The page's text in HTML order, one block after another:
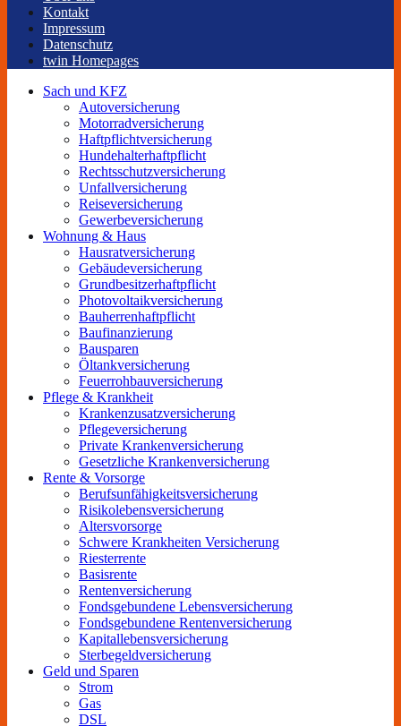
Kontakt
Impressum
Datenschutz
twin Homepages
Sach und KFZ
Autoversicherung
Motorradversicherung
Haftpflichtversicherung
Hundehalterhaftpflicht
Rechtsschutzversicherung
Unfallversicherung
Reiseversicherung
Gewerbeversicherung
Wohnung & Haus
Hausratversicherung
Gebäudeversicherung
Grundbesitzerhaftpflicht
Photovoltaikversicherung
Bauherrenhaftpflicht
Baufinanzierung
Bausparen
Öltankversicherung
Feuerrohbauversicherung
Pflege & Krankheit
Krankenzusatzversicherung
Pflegeversicherung
Private Krankenversicherung
Gesetzliche Krankenversicherung
Rente & Vorsorge
Berufs­unfähigkeitsversicherung
Risikolebensversicherung
Altersvorsorge
Schwere Krankheiten Versicherung
Riesterrente
Basisrente
Rentenversicherung
Fondsgebundene Lebensversicherung
Fondsgebundene Rentenversicherung
Kapitallebensversicherung
Sterbegeldversicherung
Geld und Sparen
Strom
Gas
DSL